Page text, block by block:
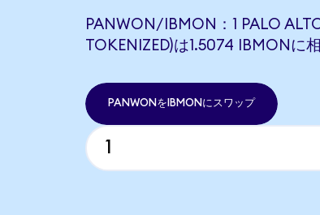
PANWON/IBMON：1 PALO
TOKENIZED)は1.5074 IBMONに
PANWONをIBMONにスワップ